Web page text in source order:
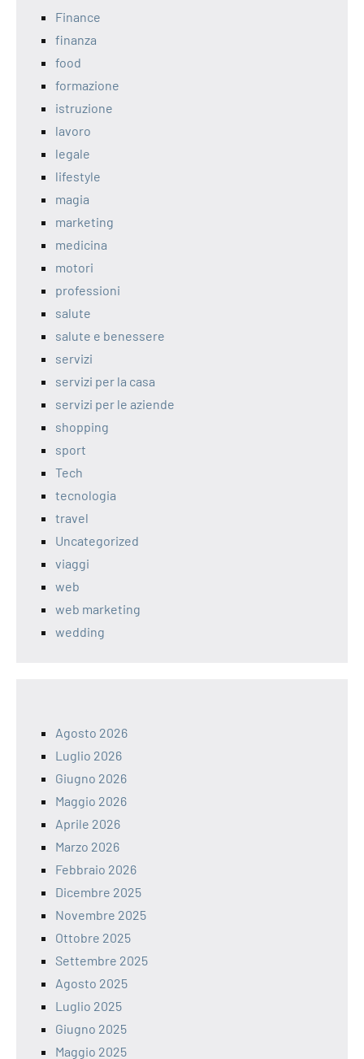
Finance
finanza
food
formazione
istruzione
lavoro
legale
lifestyle
magia
marketing
medicina
motori
professioni
salute
salute e benessere
servizi
servizi per la casa
servizi per le aziende
shopping
sport
Tech
tecnologia
travel
Uncategorized
viaggi
web
web marketing
wedding
Agosto 2026
Luglio 2026
Giugno 2026
Maggio 2026
Aprile 2026
Marzo 2026
Febbraio 2026
Dicembre 2025
Novembre 2025
Ottobre 2025
Settembre 2025
Agosto 2025
Luglio 2025
Giugno 2025
Maggio 2025